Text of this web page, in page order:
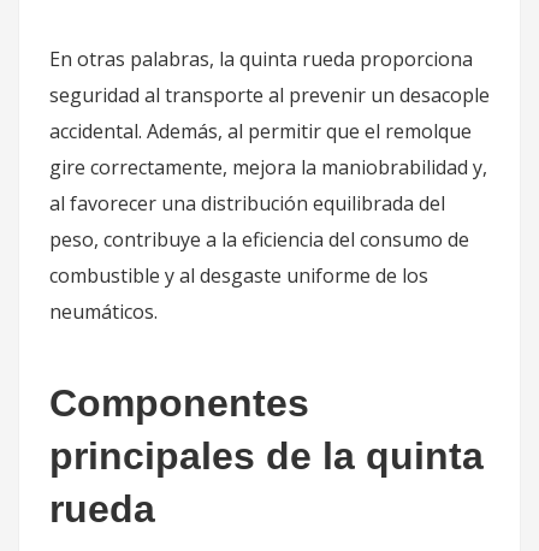
En otras palabras, la quinta rueda proporciona
seguridad al transporte al prevenir un desacople
accidental. Además, al permitir que el remolque
gire correctamente, mejora la maniobrabilidad y,
al favorecer una distribución equilibrada del
peso, contribuye a la eficiencia del consumo de
combustible y al desgaste uniforme de los
neumáticos.
Componentes
principales de la quinta
rueda